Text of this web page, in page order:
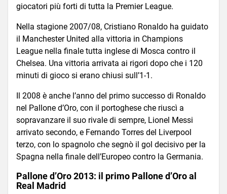
giocatori più forti di tutta la Premier League.
Nella stagione 2007/08, Cristiano Ronaldo ha guidato
il Manchester United alla vittoria in Champions
League nella finale tutta inglese di Mosca contro il
Chelsea. Una vittoria arrivata ai rigori dopo che i 120
minuti di gioco si erano chiusi sull’1-1.
Il 2008 è anche l’anno del primo successo di Ronaldo
nel Pallone d’Oro, con il portoghese che riuscì a
sopravanzare il suo rivale di sempre, Lionel Messi
arrivato secondo, e Fernando Torres del Liverpool
terzo, con lo spagnolo che segnò il gol decisivo per la
Spagna nella finale dell’Europeo contro la Germania.
Pallone d’Oro 2013: il primo Pallone d’Oro al
Real Madrid